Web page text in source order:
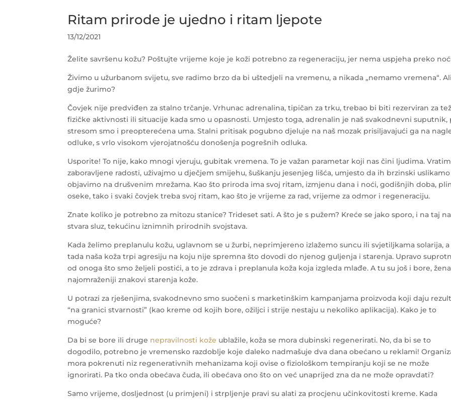
Ritam prirode je ujedno i ritam ljepote
13/12/2021
Želite savršenu kožu? Poštujte vrijeme koje je koži potrebno za regeneraciju, jer nema uspjeha preko
Živimo u užurbanom svijetu, sve radimo brzo da bi uštedjeli na vremenu, a nikada „nemamo vremena“.
gdje žurimo?
Čovjek nije predviđen za stalno trčanje. Vrhunac adrenalina, tipičan za trku, trebao bi biti rezerviran za
fizičke aktivnosti ili situacije kada smo u opasnosti. Umjesto toga, adrenalin je naš svakodnevni suputnik,
stresom smo i preopterećena uma. Stalni pritisak pogubno djeluje na naš mozak prisiljavajući ga na
odluke, s vrlo visokom vjerojatnošću donošenja pogrešnih odluka.
Usporite! To nije, kako mnogi vjeruju, gubitak vremena. To je važan parametar koji nas čini ljudima.
zaboravljene radosti, uživajmo u dječjem smijehu, šuškanju jesenjeg lišća, umjesto da ih brzinski uslikamo
objavimo na drušvenim mrežama. Kao što priroda ima svoj ritam, izmjenu dana i noći, godišnjih doba,
oseke, tako i svaki čovjek treba svoj ritam, kao što je vrijeme za rad, vrijeme za odmor i regeneraciju.
Znate koliko je potrebno za mitozu stanice? Trideset sati. A što je s pužem? Kreće se jako sporo, i na taj
stvara sluz, tekućinu iznimnih prirodnih svojstava.
Kada želimo preplanulu kožu, uglavnom se u žurbi, neprimjereno izlažemo suncu ili svjetiljkama solarija, a
tada naša koža trpi agresiju na koju nije spremna što dovodi do njenog guljenja i starenja. Upravo
od onoga što smo željeli postići, a to je zdrava i preplanula koža koja izgleda mlađe. A tu su još i bore,
najomraženiji znakovi starenja kože.
U potrazi za rješenjima, svakodnevno smo suočeni s marketinškim kampanjama proizvoda koji daju
“na granici stvarnosti” (kao kreme od kojih bore, ožiljci i strije nestaju u nekoliko aplikacija). Kako je to
moguće?
Da bi se bore ili druge nepravilnosti kože ublažile, koža se mora dubinski regenerirati. No, da bi se to
dogodilo, potrebno je vremensko razdoblje koje daleko nadmašuje dva dana obećano u reklami!
mora pokrenuti niz regenerativnih mehanizama koji ovise o fiziološkom tempiranju koji se ne može
ignorirati. Pa tko onda obećava čuda, ili obećava ono što on već unaprijed zna da ne može opravdati?
Samo vrijeme, dosljednost (u primjeni) i strpljenje pravi su alati za procjenu učinkovitosti kreme. Kada